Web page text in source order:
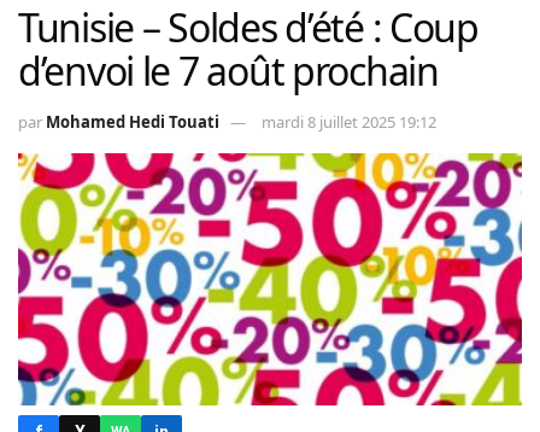
Tunisie – Soldes d’été : Coup
d’envoi le 7 août prochain
par Mohamed Hedi Touati mardi 8 juillet 2025 19:12